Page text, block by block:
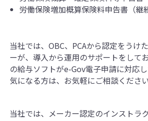
労働保険増加概算保険料申告書（継
当社では、OBC、PCAから認定をうけ
ーが、導入から運用のサポートをして
の給与ソフトがe-Gov電子申請に対応
気になる方は、お気軽にご相談ください
当社では、メーカー認定のインストラ